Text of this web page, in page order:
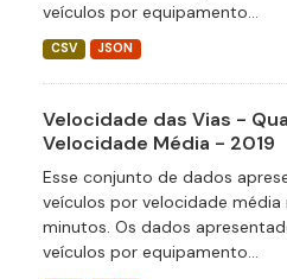
veículos por equipamento...
CSV JSON
Velocidade das Vias -
Velocidade Média - 2019
Esse conjunto de dados
veículos por velocidade média
minutos. Os dados
veículos por equipamento...